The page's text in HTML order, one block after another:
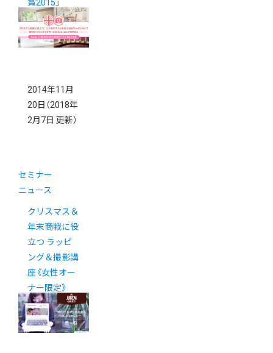
賞2015」
2014年11月
20日 （2018年
2月7日 更新）
セミナー
ニュース
クリスマス＆
年末商戦に役
立つ ラッピ
ング＆撮影講
座《女性オー
ナー限定》